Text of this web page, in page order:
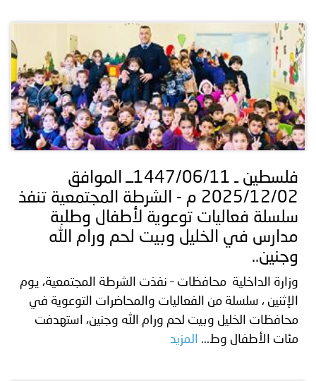
فلسطين ـ 1447/06/11ــ الموافق
2025/12/02 م - الشرطة المجتمعية تنفذ
سلسلة فعاليات توعوية لأطفال وطلبة
مدارس في الخليل وبيت لحم ورام الله
وجنين..
وزارة الداخلية محافظات – نفذت الشرطة المجتمعية، يوم
الإثنين ، سلسلة من الفعاليات والمحاضرات التوعوية في
محافظات الخليل وبيت لحم ورام الله وجنين، استهدفت
مئات الأطفال وط...
المزيد